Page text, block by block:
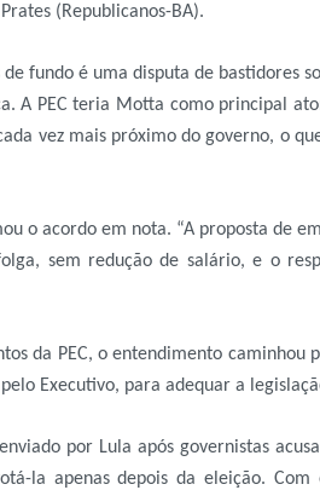
(Republicanos-BA).
de fundo é uma disputa de bastidores
A PEC teria Motta como principal
vez mais próximo do governo, o
o acordo em nota. “A proposta de
sem redução de salário, e o
da PEC, o entendimento
Executivo, para adequar a
por Lula após governistas
la apenas depois da eleição.